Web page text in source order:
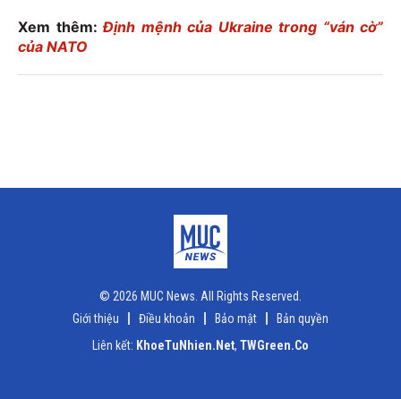
Xem thêm:Định mệnh của Ukraine trong “ván cờ”
của NATO
© 2026 MUC News. All Rights Reserved.
Giới thiệu
Điều khoản Bảo mật
Bản quyền
Liên kết: KhoeTuNhien.Net, TWGreen.Co